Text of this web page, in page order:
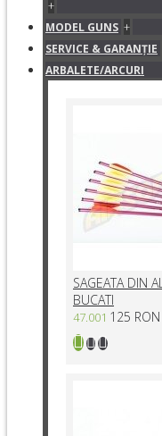
+
MODEL GUNS +
SERVICE & GARANŢIE
ARBALETE/ARCURI
SAGEATA DIN
BUCATI
47.001 125 RON